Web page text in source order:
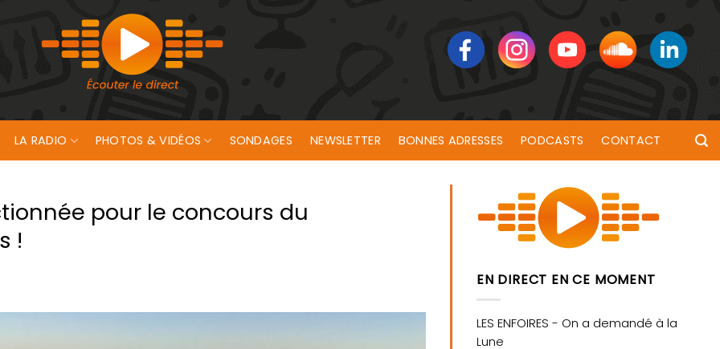
LA RADIO PHOTOS & VIDÉOS SONDAGES NEWSLETTER BONNES ADRESSES PODCASTS CONTACT
pour le concours du
!
EN DIRECT EN CE MOMENT